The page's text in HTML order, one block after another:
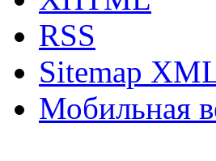
RSS
Sitemap
Мобильная